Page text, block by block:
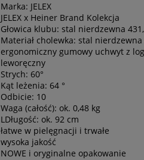
Marka: JELEX
JELEX x Heiner Brand Kolekcja
Głowica klubu: stal nierdzewna
Materiał cholewka: stal
ergonomiczny gumowy uchwyt z
leworęczny
Strych: 60°
Kąt leżenia: 64 °
Odbicie: 10
Waga (całość): ok. 0,48 kg
LDługość: ok. 92 cm
łatwe w pielęgnacji i trwałe
wysoka jakość
NOWE i oryginalne opakowanie